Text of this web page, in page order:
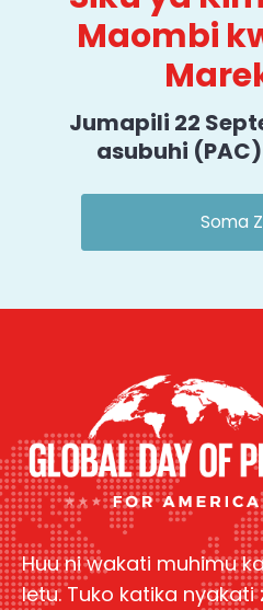
Maombi
Jumapili 22
asubuhi
Soma
Huu ni wakati muhimu
letu. Tuko katika